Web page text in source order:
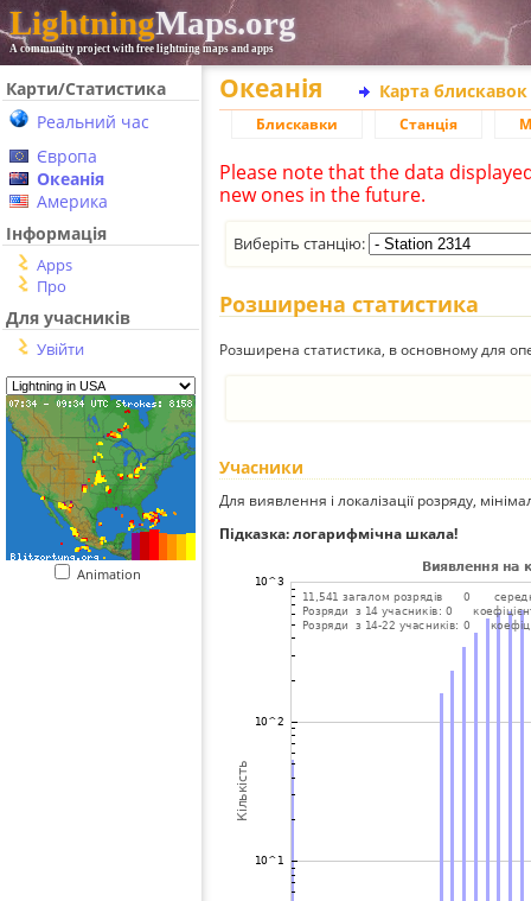
LightningMaps.org
A community project with free lightning maps and apps
Карти/Статистика
Реальний час
Європа
Океанія
Америка
Інформація
Apps
Про
Для учасників
Увійти
Animation
Океанія Карта
Блискавки Станція
Please note that the data
new ones in the future.
Виберіть станцію:
Розширена статистика
Розширена статистика, в основному для
Учасники
Для виявлення і локалізації розряду,
Підказка: логарифмічна шкала!